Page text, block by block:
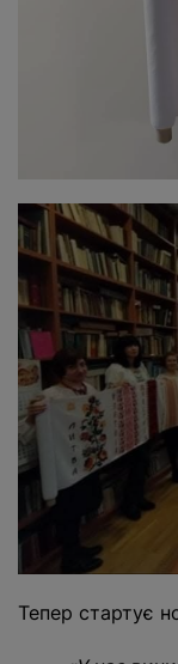
Тепер стартує